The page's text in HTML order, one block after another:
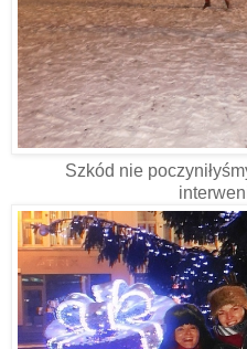
Szkód nie